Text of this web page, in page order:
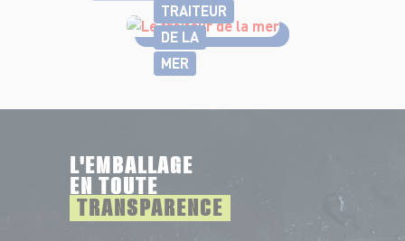
TRAITEUR
DE LA
MER
L'EMBALLAGE
EN TOUTE
TRANSPARENCE